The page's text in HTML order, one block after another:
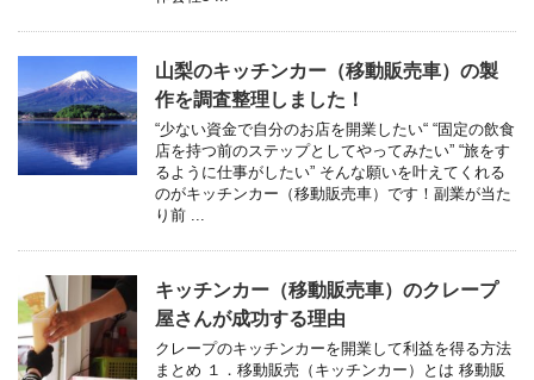
山梨のキッチンカー（移動販売車）の製
作を調査整理しました！
“少ない資金で自分のお店を開業したい“ “固定の飲食
店を持つ前のステップとしてやってみたい” “旅をす
るように仕事がしたい” そんな願いを叶えてくれる
のがキッチンカー（移動販売車）です！副業が当た
り前 ...
キッチンカー（移動販売車）のクレープ
屋さんが成功する理由
クレープのキッチンカーを開業して利益を得る方法
まとめ １．移動販売（キッチンカー）とは 移動販